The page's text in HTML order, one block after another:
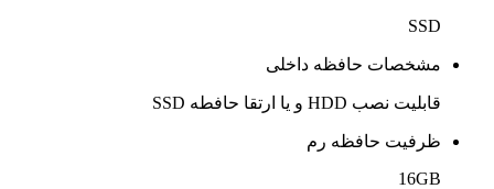
SSD
مشخصات حافظه داخلی
قابلیت نصب HDD و یا ارتقا حافطه SSD
ظرفیت حافظه رم
16GB